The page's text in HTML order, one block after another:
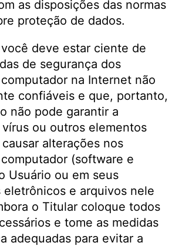
as disposições das normas
proteção de dados.
deve estar ciente de
de segurança dos
na Internet não
confiáveis ​​e que, portanto,
não pode garantir a
ou outros elementos
alterações nos
(software e
Usuário ou em seus
eletrônicos e arquivos nele
o Titular coloque todos
e tome as medidas
adequadas para evitar a